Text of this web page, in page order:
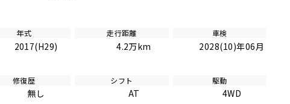
年式
2017(H29)
走行距離
4.2万km
車検
2028(10)年06月
修復歴
無し
シフト
AT
駆動
4WD